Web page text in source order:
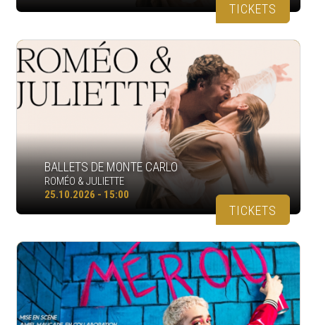
TICKETS
BALLETS DE MONTE CARLO
ROMÉO & JULIETTE
25.10.2026 - 15:00
TICKETS